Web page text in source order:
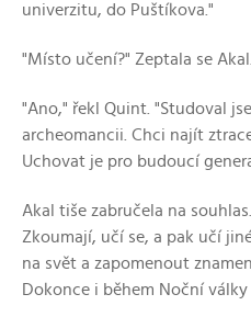
univerzitu, do Puštíkova."
"Místo učení?" Zeptala se Akal.
"Ano," řekl Quint. "Studoval
archeomancii. Chci najít
Uchovat je pro budoucí
Akal tiše zabručela na
Zkoumají, učí se, a pak učí
na svět a zapomenout
Dokonce i během Noční